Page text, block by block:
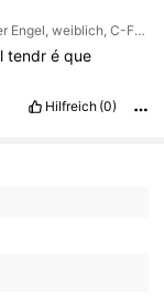
Stiltyp: Weiß / Größe: Kniender Engel, weiblich, C-Form
tendréque
Hilfreich (0)